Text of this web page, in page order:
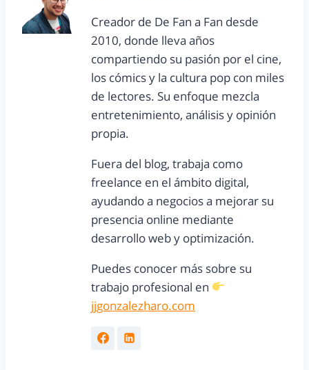
Creador de De Fan a Fan desde
2010, donde lleva años
compartiendo su pasión por el cine,
los cómics y la cultura pop con miles
de lectores. Su enfoque mezcla
entretenimiento, análisis y opinión
propia.
Fuera del blog, trabaja como
freelance en el ámbito digital,
ayudando a negocios a mejorar su
presencia online mediante
desarrollo web y optimización.
Puedes conocer más sobre su
trabajo profesional en
jjgonzalezharo.com